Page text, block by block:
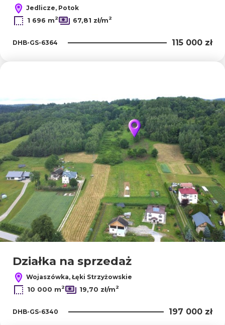
Jedlicze, Potok
1 696 m2 67,81 zł/m2
DHB-GS-6364 115 000 zł
Działka na sprzedaż
Wojaszówka, Łęki Strzyżowskie
10 000 m2 19,70 zł/m2
DHB-GS-6340 197 000 zł